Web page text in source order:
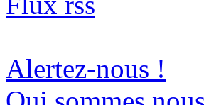
Alertez-nous !